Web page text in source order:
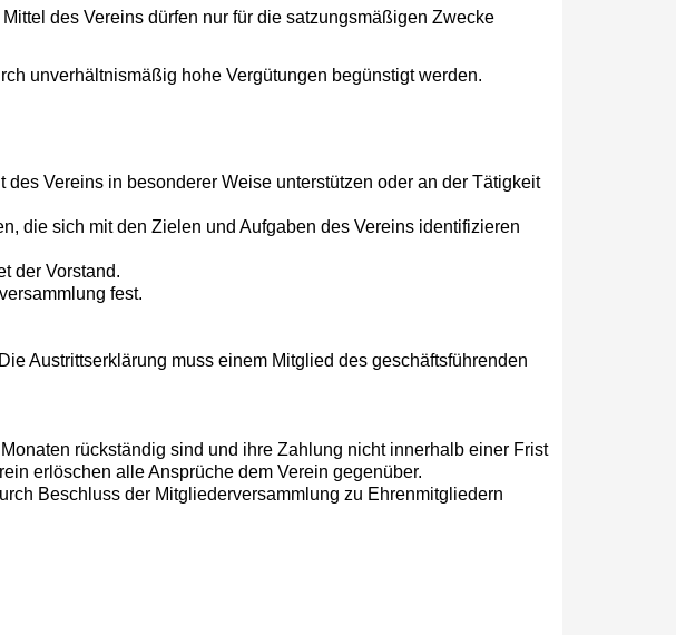
des Vereins dürfen nur für die satzungsmäßigen Zwecke
unverhältnismäßig hohe Ver­gütungen begünstigt werden.
Vereins in besonderer Weise unterstützen oder an der Tätigkeit
die sich mit den Zielen und Aufgaben des Vereins identifizieren
der Vorstand.
fest.
Austrittserklärung muss einem Mitglied des geschäftsführenden
rückständig sind und ihre Zahlung nicht innerhalb einer Frist
erlöschen alle Ansprüche dem Verein gegenüber.
Beschluss der Mitgliederversammlung zu Ehrenmitgliedern